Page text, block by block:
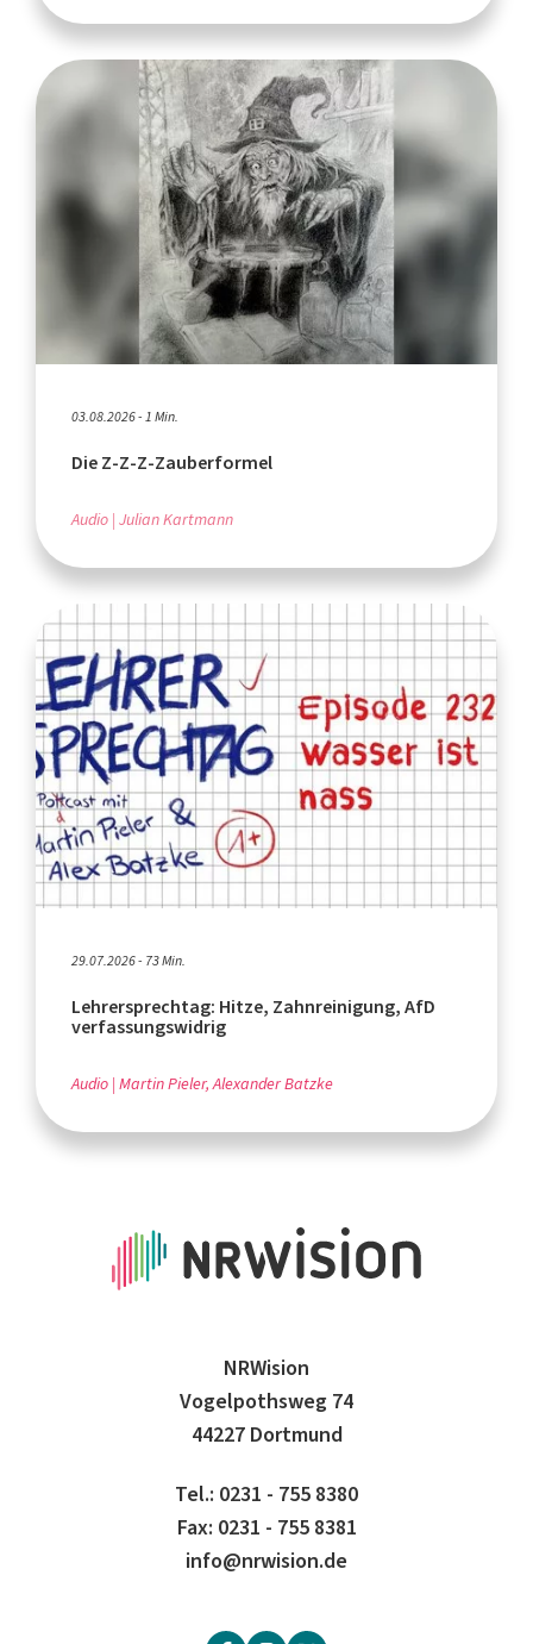
03.08.2026 - 1 Min.
Die Z-Z-Z-Zauberformel
Audio Julian Kartmann
29.07.2026 - 73 Min.
Lehrersprechtag: Hitze, Zahnreinigung, AfD
verfassungswidrig
Audio Martin Pieler, Alexander Batzke
NRWision
Vogelpothsweg 74
44227 Dortmund
Tel.: 0231 - 755 8380
Fax: 0231 - 755 8381
info@nrwision.de